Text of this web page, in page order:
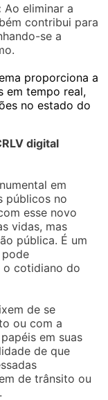
Ao eliminar a
contribui para
se a
proporciona a
em tempo real,
no estado do
digital
em
públicos no
esse novo
vidas, mas
pública. É um
o cotidiano do
de se
ou com a
em suas
de que
de trânsito ou